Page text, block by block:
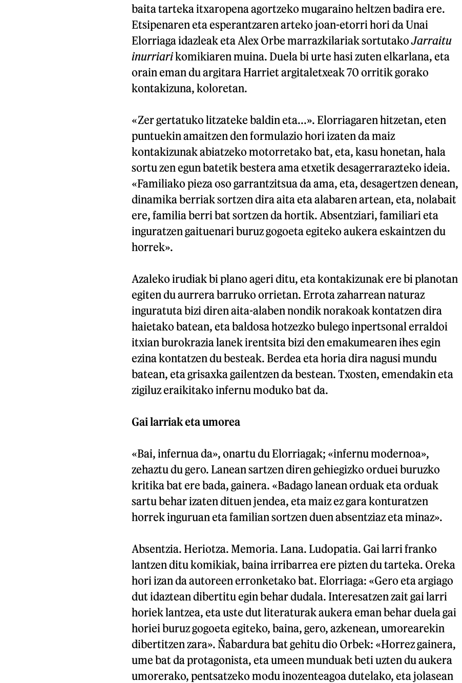
baita tarteka itxaropena agortzeko mugaraino heltzen badira ere.
Etsipenaren eta esperantzaren arteko joan-etorri hori da Unai
Elorriaga idazleak eta Alex Orbe marrazkilariak sortutakoJarraitu
inurriarikomikiaren muina. Duela bi urte hasi zuten elkarlana, eta
orain eman du argitara Harriet argitaletxeak 70 orritik gorako
kontakizuna, koloretan.
«Zer gertatuko litzateke baldin eta...». Elorriagaren hitzetan, eten
puntuekin amaitzen den formulazio hori izaten da maiz
kontakizunak abiatzeko motorretako bat, eta, kasu honetan, hala
sortu zen egun batetik bestera ama etxetik desagerrarazteko ideia.
«Familiako pieza oso garrantzitsua da ama, eta, desagertzen denean,
dinamika berriak sortzen dira aita eta alabaren artean, eta, nolabait
ere, familia berri bat sortzen da hortik. Absentziari, familiari eta
inguratzen gaituenari buruz gogoeta egiteko aukera eskaintzen du
horrek».
Azaleko irudiak bi plano ageri ditu, eta kontakizunak ere bi planotan
egiten du aurrera barruko orrietan. Errota zaharrean naturaz
inguratuta bizi diren aita-alaben nondik norakoak kontatzen dira
haietako batean, eta baldosa hotzezko bulego inpertsonal erraldoi
itxian burokrazia lanek irentsita bizi den emakumearen ihes egin
ezina kontatzen du besteak. Berdea eta horia dira nagusi mundu
batean, eta grisaxka gailentzen da bestean. Txosten, emendakin eta
zigiluz eraikitako infernu moduko bat da.
Gai larriak eta umorea
«Bai, infernua da», onartu du Elorriagak; «infernu modernoa»,
zehaztu du gero. Lanean sartzen diren gehiegizko orduei buruzko
kritika bat ere bada, gainera. «Badago lanean orduak eta orduak
sartu behar izaten dituen jendea, eta maiz ez gara konturatzen
horrek inguruan eta familian sortzen duen absentziaz eta minaz».
Absentzia. Heriotza. Memoria. Lana. Ludopatia. Gai larri franko
lantzen ditu komikiak, baina irribarrea ere pizten du tarteka. Oreka
hori izan da autoreen erronketako bat. Elorriaga: «Gero eta argiago
dut idaztean dibertitu egin behar dudala. Interesatzen zait gai larri
horiek lantzea, eta uste dut literaturak aukera eman behar duela gai
horiei buruz gogoeta egiteko, baina, gero, azkenean, umorearekin
dibertitzen zara». Ñabardura bat gehitu dio Orbek: «Horrez gainera,
ume bat da protagonista, eta umeen munduak beti uzten du aukera
umorerako, pentsatzeko modu inozenteagoa dutelako, eta jolasean